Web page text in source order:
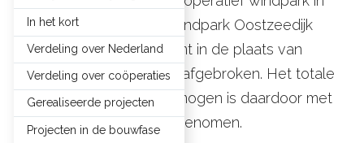
productie genomen: Windpark Oostzeedijk
van Zeeuwind. Het komt in de plaats van
Windpark Kats II dat is afgebroken. Het totale
coöperatieve windvermogen is daardoor met
4 megawatt (MW) toegenomen.
In het kort
Verdeling over Nederland
Verdeling over coöperaties
Gerealiseerde projecten
Projecten in de bouwfase